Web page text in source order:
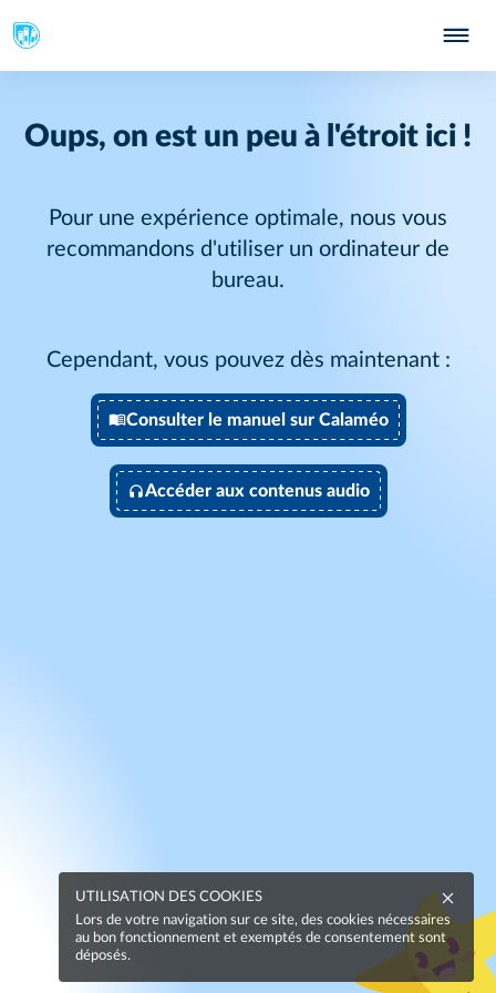
Oups, on est un peu à l'étroit ici !
Pour une expérience optimale, nous vous
recommandons d'utiliser un ordinateur de
bureau.
Cependant, vous pouvez dès maintenant :
Consulter le manuel sur Calaméo
Accéder aux contenus audio
UTILISATION DES COOKIES
Lors de votre navigation sur ce site, des cookies nécessaires
au bon fonctionnement et exemptés de consentement sont
déposés.